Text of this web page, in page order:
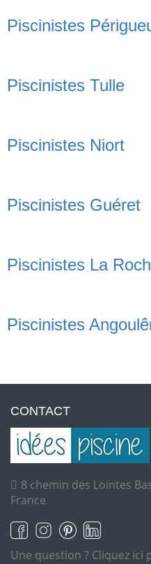
Piscinistes
Piscinistes Tulle
Piscinistes Niort
Piscinistes Guéret
Piscinistes La
Piscinistes
CONTACT
8 chemin des Lointes
France
Une question ? Cliquez ici